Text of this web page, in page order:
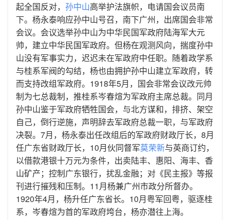
起全国反对， 孙中山高举护法旗帜，电请国会议员南
下。杨永泰响应孙中山号召，南下广州，出席国会非常
会议。会议选举孙中山为中华民国军政府陆海军大元
帅，建立中华民国军政府。但杨在观测风向，揣度孙中
山没有军事实力，迟迟未在军政府中任职。随着政学系
与桂系军阀的勾结，杨也由拥护孙中山建立军政府，转
而支持改组军政府。1918年5月，国会非常会议改元帅
制为七总裁制，推桂系岑春煊为军政府主席总裁。同月
孙中山鉴于军政府牺牲国会，与北方谋和，排挤、架空
自己，倒行逆施，声明辞去军政府总裁一职，与军政府
决裂。7月，杨永泰出任改组后的军政府财政厅长，8月
任广东省财政厅长，10月伙同督军莫荣新与英商订约，
以借款港银十万元为条件，出卖陆丰、惠阳、海丰、香
山矿产；控制广东银行，扰乱金融；对《民主报》等报
刊进行摧残和压制。11月杨兼广州市政分所督办。
1920年4月，杨升任广东省长。10月粤军回粤，驱逐桂
系，岑春煊为首的军政府垮台，杨亦潜往上海。